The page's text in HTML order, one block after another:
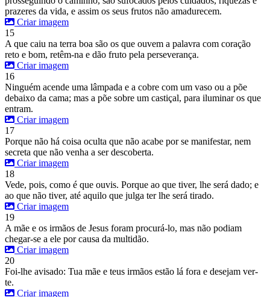
prazeres da vida, e assim os seus frutos não amadurecem.
Criar imagem
15
A que caiu na terra boa são os que ouvem a palavra com coração
reto e bom, retêm-na e dão fruto pela perseverança.
Criar imagem
16
Ninguém acende uma lâmpada e a cobre com um vaso ou a põe
debaixo da cama; mas a põe sobre um castiçal, para iluminar os que
entram.
Criar imagem
17
Porque não há coisa oculta que não acabe por se manifestar, nem
secreta que não venha a ser descoberta.
Criar imagem
18
Vede, pois, como é que ouvis. Porque ao que tiver, lhe será dado; e
ao que não tiver, até aquilo que julga ter lhe será tirado.
Criar imagem
19
A mãe e os irmãos de Jesus foram procurá-lo, mas não podiam
chegar-se a ele por causa da multidão.
Criar imagem
20
Foi-lhe avisado: Tua mãe e teus irmãos estão lá fora e desejam ver-
te.
Criar imagem